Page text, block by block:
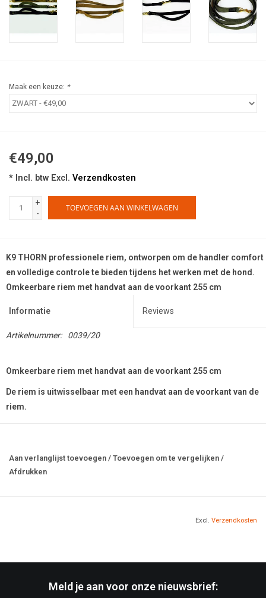
Maak een keuze: *
€49,00
* Incl. btw Excl. Verzendkosten
+
-
TOEVOEGEN AAN WINKELWAGEN
K9 THORN professionele riem, ontworpen om de handler comfort
en volledige controle te bieden tijdens het werken met de hond.
Omkeerbare riem met handvat aan de voorkant 255 cm
Informatie Reviews
Artikelnummer: 0039/20
Omkeerbare riem met handvat aan de voorkant 255 cm
De riem is uitwisselbaar met een handvat aan de voorkant van de
riem.
2,2 mm dikke polyamide tape.
Het grootste deel is gemaakt van zeer duurzame 2,5 cm brede
compromisloos vertrouwen, zelfs bij een extreem sterke hond.
Aan verlanglijst toevoegen / Toevoegen om te vergelijken /
Afdrukken
Excl. Verzendkosten
Meld je aan voor onze nieuwsbrief: